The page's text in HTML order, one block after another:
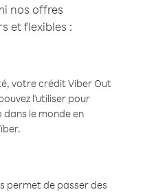
nos offres
et flexibles :
votre crédit Viber Out
l'utiliser pour
le monde en
permet de passer des